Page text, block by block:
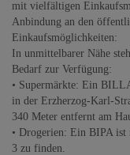
mit vielfältigen
Anbindung an den
Einkaufsmöglichkeiten:
In unmittelbarer Nähe
Bedarf zur Verfügung:
• Supermärkte: Ein
in der Erzherzog-Karl-
340 Meter entfernt am
• Drogerien: Ein BIPA ist
3 zu finden.